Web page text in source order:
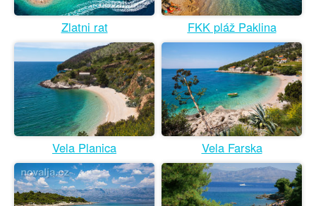
Zlatni rat FKK pláž Paklina
Vela Planica Vela Farska